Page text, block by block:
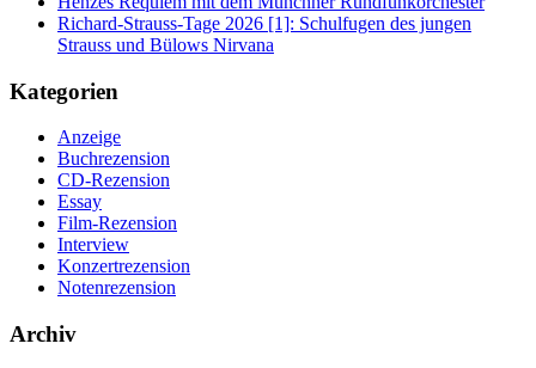
Richard-Strauss-Tage 2026 [1]: Schulfugen des jungen
Strauss und Bülows Nirvana
Kategorien
Anzeige
Buchrezension
CD-Rezension
Essay
Film-Rezension
Interview
Konzertrezension
Notenrezension
Archiv